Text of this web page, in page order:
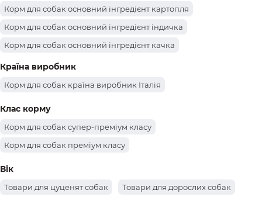
Корм для собак основний інгредієнт картопля
Корм для собак основний інгредієнт індичка
Корм для собак основний інгредієнт качка
Корм для собак основний інгредієнт яловичина
Корм для собак основний інгредієнт ягня
Корм для собак основний інгредієнт рис
Корм для собак основний інгредієнт оленина
Країна виробник
Корм для собак країна виробник Італія
Клас корму
Корм для собак супер-преміум класу
Корм для собак преміум класу
Вік
Товари для цуценят собак Товари для дорослих собак